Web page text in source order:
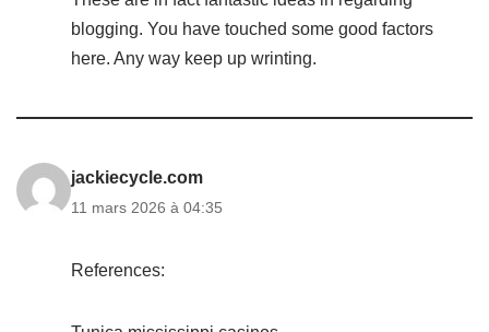
blogging. You have touched some good factors
here. Any way keep up wrinting.
jackiecycle.com
11 mars 2026 à 04:35
References: